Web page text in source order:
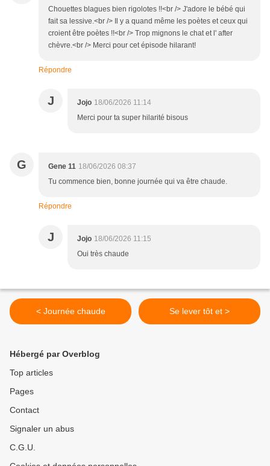
Chouettes blagues bien rigolotes !!<br /> J'adore le bébé qui
fait sa lessive.<br /> Il y a quand même les poètes et ceux qui
croient être poètes !!<br /> Trop mignons le chat et l' after
chèvre.<br /> Merci pour cet épisode hilarant!
Répondre
J Jojo 18/06/2026 11:14
Merci pour ta super hilarité bisous
G Gene 11 18/06/2026 08:37
Tu commence bien, bonne journée qui va être chaude.
Répondre
J Jojo 18/06/2026 11:15
Oui très chaude
< Journée chaude Se lever tôt et >
Hébergé par Overblog
Top articles
Pages
Contact
Signaler un abus
C.G.U.